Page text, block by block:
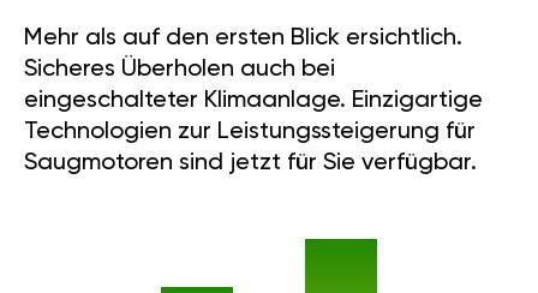
Mehr als auf den ersten Blick ersichtlich.
Sicheres Überholen auch bei
eingeschalteter Klimaanlage. Einzigartige
Technologien zur Leistungssteigerung für
Saugmotoren sind jetzt für Sie verfügbar.